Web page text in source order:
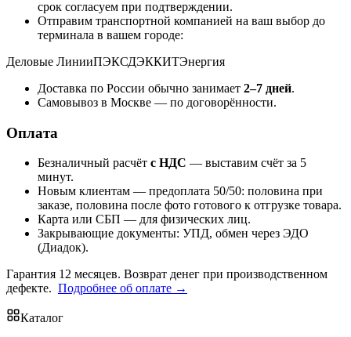
срок согласуем при подтверждении.
Отправим транспортной компанией на ваш выбор до
терминала в вашем городе:
Деловые ЛинииПЭКСДЭККИТЭнергия
Доставка по России обычно занимает 2–7 дней.
Самовывоз в Москве — по договорённости.
Оплата
Безналичный расчёт с НДС — выставим счёт за 5
минут.
Новым клиентам — предоплата 50/50: половина при
заказе, половина после фото готового к отгрузке товара.
Карта или СБП — для физических лиц.
Закрывающие документы: УПД, обмен через ЭДО
(Диадок).
Гарантия 12 месяцев. Возврат денег при производственном
дефекте. Подробнее об оплате →
Каталог